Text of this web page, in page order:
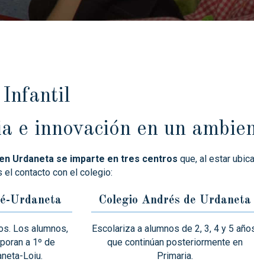
Infantil
e innovación en un
Urdaneta se imparte en tres centros que, al estar
contacto con el colegio:
Urdaneta
Los alumnos,
a 1º de
Loiu.
Colegio Andrés de Urdaneta
Escolariza a alumnos de 2, 3, 4 y 5
que continúan posteriormente en
Primaria.